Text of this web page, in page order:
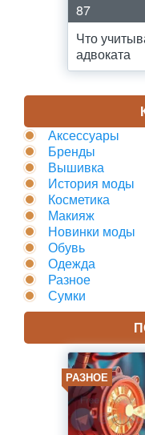
87
Что
адвоката
Аксессуары
Бренды
Вышивка
История моды
Косметика
Макияж
Новинки моды
Обувь
Одежда
Разное
Сумки
РАЗНОЕ